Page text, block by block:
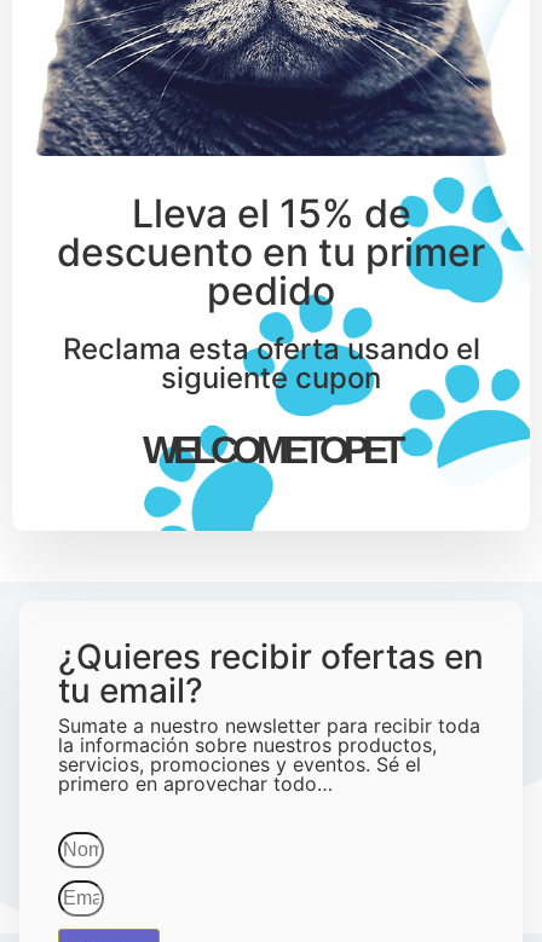
Lleva el 15% de
descuento en tu primer
pedido
Reclama esta oferta usando el
siguiente cupon
WELCOMETOPET
¿Quieres recibir ofertas en
tu email?
Sumate a nuestro newsletter para recibir toda
la información sobre nuestros productos,
servicios, promociones y eventos. Sé el
primero en aprovechar todo…